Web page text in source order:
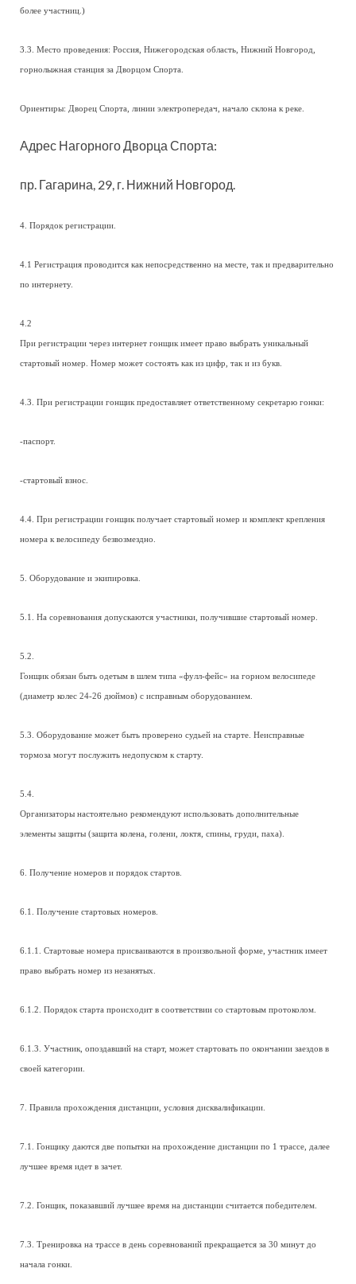
более участниц.)
3.3. Место проведения: Россия, Нижегородская область, Нижний Новгород,
горнолыжная станция за Дворцом Спорта.
Ориентиры: Дворец Спорта, линии электропередач, начало склона к реке.
Адрес Нагорного Дворца Спорта:
пр. Гагарина, 29, г. Нижний Новгород.
4. Порядок регистрации.
4.1 Регистрация проводится как непосредственно на месте, так и предварительно
по интернету.
4.2
При регистрации через интернет гонщик имеет право выбрать уникальный
стартовый номер. Номер может состоять как из цифр, так и из букв.
4.3. При регистрации гонщик предоставляет ответственному секретарю гонки:
-паспорт.
-стартовый взнос.
4.4. При регистрации гонщик получает стартовый номер и комплект крепления
номера к велосипеду безвозмездно.
5. Оборудование и экипировка.
5.1. На соревнования допускаются участники, получившие стартовый номер.
5.2.
Гонщик обязан быть одетым в шлем типа «фулл-фейс» на горном велосипеде
(диаметр колес 24-26 дюймов) с исправным оборудованием.
5.3. Оборудование может быть проверено судьей на старте. Неисправные
тормоза могут послужить недопуском к старту.
5.4.
Организаторы настоятельно рекомендуют использовать дополнительные
элементы защиты (защита колена, голени, локтя, спины, груди, паха).
6. Получение номеров и порядок стартов.
6.1. Получение стартовых номеров.
6.1.1. Стартовые номера присваиваются в произвольной форме, участник имеет
право выбрать номер из незанятых.
6.1.2. Порядок старта происходит в соответствии со стартовым протоколом.
6.1.3. Участник, опоздавший на старт, может стартовать по окончании заездов в
своей категории.
7. Правила прохождения дистанции, условия дисквалификации.
7.1. Гонщику даются две попытки на прохождение дистанции по 1 трассе, далее
лучшее время идет в зачет.
7.2. Гонщик, показавший лучшее время на дистанции считается победителем.
7.3. Тренировка на трассе в день соревнований прекращается за 30 минут до
начала гонки.